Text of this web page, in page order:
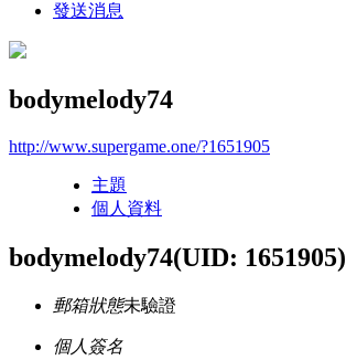
發送消息
bodymelody74
http://www.supergame.one/?1651905
主題
個人資料
bodymelody74(UID: 1651905)
郵箱狀態未驗證
個人簽名